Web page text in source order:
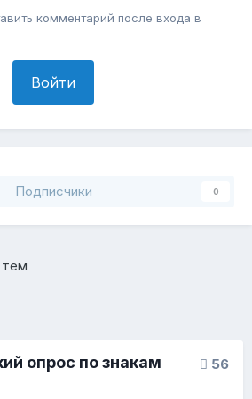
комментарий после входа в
Войти
Подписчики 0
тем
56
опрос по знакам